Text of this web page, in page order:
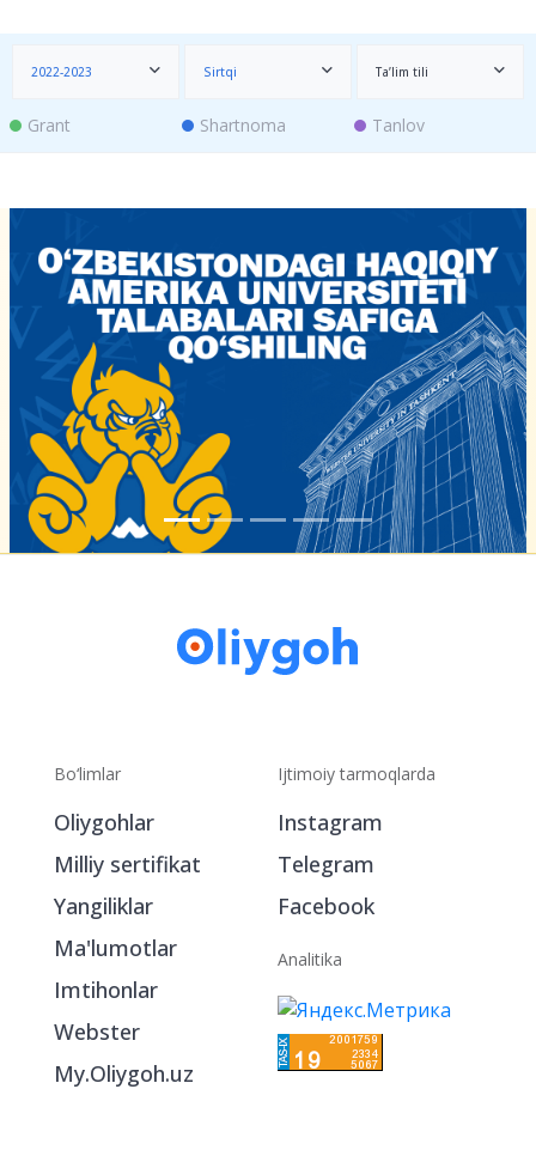
2022-2023 Sirtqi Ta’lim tili
Grant Shartnoma Tanlov
Bo‘limlar
Oliygohlar
Milliy sertifikat
Yangiliklar
Ma'lumotlar
Imtihonlar
Webster
My.Oliygoh.uz
Ijtimoiy tarmoqlarda
Instagram
Telegram
Facebook
Analitika